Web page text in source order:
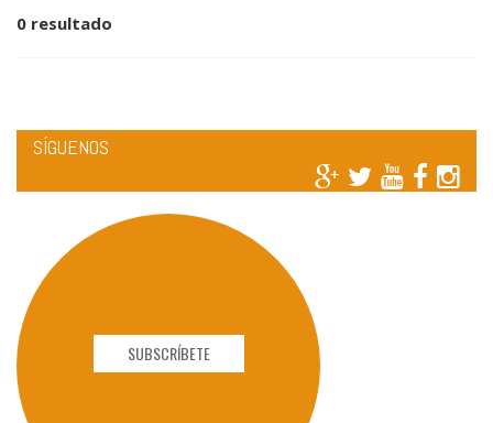
0 resultado
SÍGUENOS
SUBSCRÍBETE